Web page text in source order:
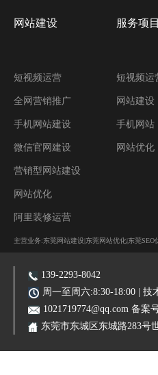
网站建设
短视频运营
全网营销推广
手机网站建设
微信官网建设
营销型网站建设
网站优化
阿里装修运营
服务项目
短视频运
网站建设
手机网站
网站优化
主营业务:东莞网站建设|东莞网站优化|东莞
139-2293-8042
周一至周六:8:30-18:00 | 技
1021719774@qq.com 备案
东莞市东城区东城路283号